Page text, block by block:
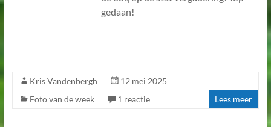
gedaan!
Kris Vandenbergh
12 mei 2025
Foto van de week
1 reactie Lees meer